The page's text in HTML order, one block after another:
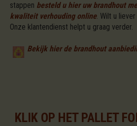
stappen besteld u hier uw brandhout
kwaliteit verhouding online. Wilt u
Onze klantendienst helpt u graag verder.
Bekijk hier de brandhout